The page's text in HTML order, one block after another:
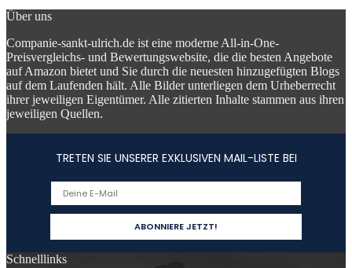
Über uns
Companie-sankt-ulrich.de ist eine moderne All-in-One-
Preisvergleichs- und Bewertungswebsite, die die besten Angebote
auf Amazon bietet und Sie durch die neuesten hinzugefügten Blogs
auf dem Laufenden hält. Alle Bilder unterliegen dem Urheberrecht
ihrer jeweiligen Eigentümer. Alle zitierten Inhalte stammen aus ihren
jeweiligen Quellen.
TRETEN SIE UNSERER EXKLUSIVEN MAIL-LISTE BEI
Schnelllinks